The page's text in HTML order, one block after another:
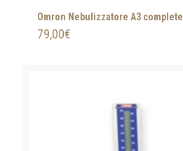
Omron Nebulizzatore A3 complete
79,00€